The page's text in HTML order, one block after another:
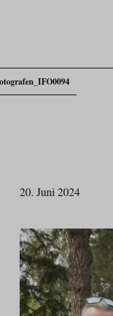
20. Juni 2024